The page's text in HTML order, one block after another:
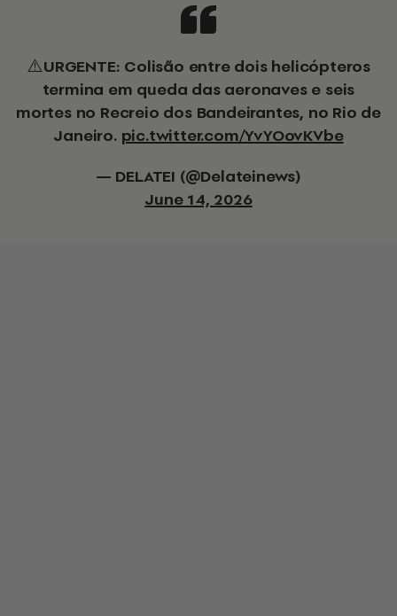
⚠️URGENTE: Colisão entre dois helicópteros
termina em queda das aeronaves e seis
mortes no Recreio dos Bandeirantes, no Rio de
Janeiro. pic.twitter.com/YvYOovKVbe
— DELATEI (@Delateinews)
June 14, 2026